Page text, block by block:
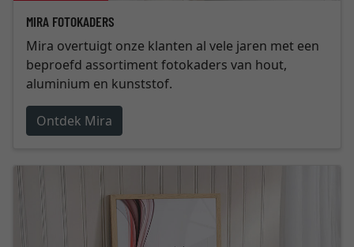
MIRA FOTOKADERS
Mira overtuigt onze klanten al vele jaren met een
beproefd assortiment fotokaders van hout,
aluminium en kunststof.
Ontdek Mira